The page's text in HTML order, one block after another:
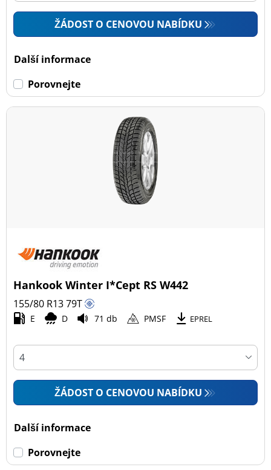
ŽÁDOST O CENOVOU NABÍDKU
Další informace
Porovnejte
Hankook Winter I*Cept RS W442
155/80 R1379T
E D 71 db PMSF EPREL
ŽÁDOST O CENOVOU NABÍDKU
Další informace
Porovnejte